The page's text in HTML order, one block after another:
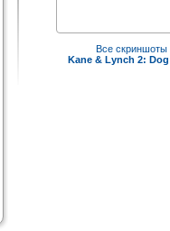
Все скриншоты
Kane & Lynch 2: Dog